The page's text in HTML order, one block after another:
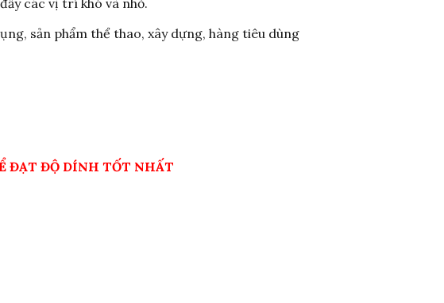
sản phẩm thể thao, xây dựng, hàng tiêu dùng
ĐẠT ĐỘ DÍNH TỐT NHẤT